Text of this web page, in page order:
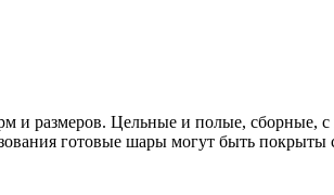
и размеров. Цельные и полые, сборные,
готовые шары могут быть